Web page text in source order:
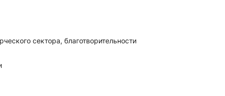
сектора, благотворительности